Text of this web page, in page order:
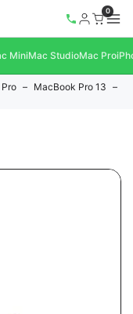
0
MiniMac StudioMac Pro
MacBook Pro 13